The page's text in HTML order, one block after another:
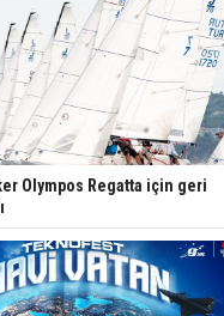
Olympos Regatta için geri